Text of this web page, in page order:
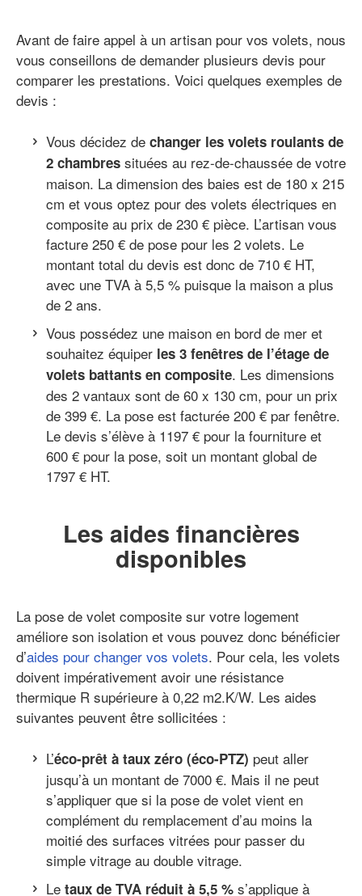
Avant de faire appel à un artisan pour vos volets, nous
vous conseillons de demander plusieurs devis pour
comparer les prestations. Voici quelques exemples de
devis :
Vous décidez de changer les volets roulants de
2 chambres situées au rez-de-chaussée de votre
maison. La dimension des baies est de 180 x 215
cm et vous optez pour des volets électriques en
composite au prix de 230 € pièce. L’artisan vous
facture 250 € de pose pour les 2 volets. Le
montant total du devis est donc de 710 € HT,
avec une TVA à 5,5 % puisque la maison a plus
de 2 ans.
Vous possédez une maison en bord de mer et
souhaitez équiper les 3 fenêtres de l’étage de
volets battants en composite. Les dimensions
des 2 vantaux sont de 60 x 130 cm, pour un prix
de 399 €. La pose est facturée 200 € par fenêtre.
Le devis s’élève à 1197 € pour la fourniture et
600 € pour la pose, soit un montant global de
1797 € HT.
Les aides financières
disponibles
La pose de volet composite sur votre logement
améliore son isolation et vous pouvez donc bénéficier
d’aides pour changer vos volets. Pour cela, les volets
doivent impérativement avoir une résistance
thermique R supérieure à 0,22 m2.K/W. Les aides
suivantes peuvent être sollicitées :
L’éco-prêt à taux zéro (éco-PTZ) peut aller
jusqu’à un montant de 7000 €. Mais il ne peut
s’appliquer que si la pose de volet vient en
complément du remplacement d’au moins la
moitié des surfaces vitrées pour passer du
simple vitrage au double vitrage.
Le taux de TVA réduit à 5,5 % s’applique à